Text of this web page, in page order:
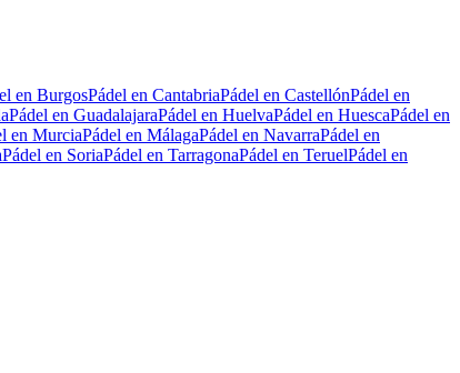
en BurgosPádel en CantabriaPádel en CastellónPádel en
Pádel en GuadalajaraPádel en HuelvaPádel en HuescaPádel en
en MurciaPádel en MálagaPádel en NavarraPádel en
Pádel en SoriaPádel en TarragonaPádel en TeruelPádel en